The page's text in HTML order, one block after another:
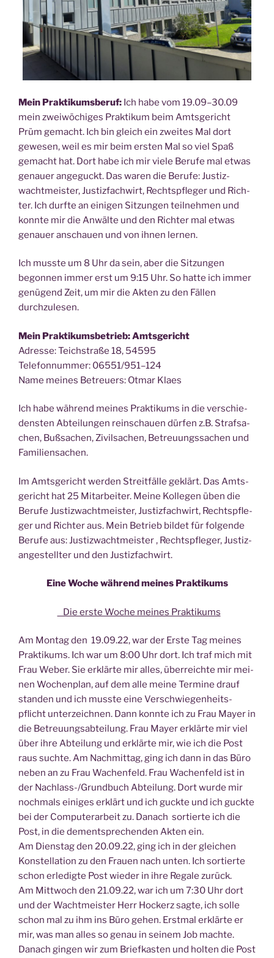
Mein Prak­ti­kums­be­ruf: Ich habe vom 19.09–30.09
mein zwei­wö­chi­ges Prak­ti­kum beim Amts­ge­richt
Prüm gemacht. Ich bin gleich ein zwei­tes Mal dort
gewe­sen, weil es mir beim ers­ten Mal so viel Spaß
gemacht hat. Dort habe ich mir vie­le Beru­fe mal etwas
genau­er ange­guckt. Das waren die Beru­fe: Jus­tiz­
wacht­meis­ter, Jus­tiz­fach­wirt, Rechts­pfle­ger und Rich­
ter. Ich durf­te an eini­gen Sit­zun­gen teil­neh­men und
konn­te mir die Anwäl­te und den Rich­ter mal etwas
genau­er anschau­en und von ihnen lernen.
Ich muss­te um 8 Uhr da sein, aber die Sit­zun­gen
begon­nen immer erst um 9:15 Uhr. So hat­te ich immer
genü­gend Zeit, um mir die Akten zu den Fäl­len
durchzulesen.
Mein Prak­ti­kums­be­trieb:Amts­ge­richt
Adres­se: Teich­stra­ße 18, 54595
Tele­fon­num­mer: 06551/951–124
Name mei­nes Betreu­ers: Otmar Klaes
Ich habe wäh­rend mei­nes Prak­ti­kums in die ver­schie­
dens­ten Abtei­lun­gen rein­schau­en dür­fen z.B. Straf­sa­
chen, Buß­sa­chen, Zivil­sa­chen, Betreu­ungs­sa­chen und
Familiensachen.
Im Amts­ge­richt wer­den Streit­fäl­le geklärt. Das Amts­
ge­richt hat 25 Mit­ar­bei­ter. Mei­ne Kol­le­gen üben die
Beru­fe Jus­tiz­wacht­meis­ter, Jus­tiz­fach­wirt, Rechts­pfle­
ger und Rich­ter aus. Mein Betrieb bil­det für fol­gen­de
Beru­fe aus: Jus­tiz­wacht­meis­ter , Rechts­pfle­ger, Jus­tiz­
an­ge­stell­ter und den Justizfachwirt.
Eine Woche wäh­rend mei­nes Praktikums
Die ers­te Woche mei­nes Praktikums
Am Mon­tag den 19.09.22, war der Ers­te Tag mei­nes
Prak­ti­kums. Ich war um 8:00 Uhr dort. Ich traf mich mit
Frau Weber. Sie erklär­te mir alles, über­reich­te mir mei­
nen Wochen­plan, auf dem alle mei­ne Ter­mi­ne drauf
stan­den und ich muss­te eine Ver­schwie­gen­heits­
pflicht unter­zeich­nen. Dann konn­te ich zu Frau May­er in
die Betreu­ungs­ab­tei­lung. Frau May­er erklär­te mir viel
über ihre Abtei­lung und erklär­te mir, wie ich die Post
raus such­te. Am Nach­mit­tag, ging ich dann in das Büro
neben an zu Frau Wachen­feld. Frau Wachen­feld ist in
der Nach­lass-/Grund­buch Abtei­lung. Dort wur­de mir
noch­mals eini­ges erklärt und ich guck­te und ich guck­te
bei der Com­pu­ter­ar­beit zu. Danach sor­tier­te ich die
Post, in die dem­entspre­chen­den Akten ein.
Am Diens­tag den 20.09.22, ging ich in der glei­chen
Kon­stel­la­ti­on zu den Frau­en nach unten. Ich sor­tier­te
schon erle­dig­te Post wie­der in ihre Rega­le zurück.
Am Mitt­woch den 21.09.22, war ich um 7:30 Uhr dort
und der Wacht­meis­ter Herr Hock­erz sag­te, ich sol­le
schon mal zu ihm ins Büro gehen. Erst­mal erklär­te er
mir, was man alles so genau in sei­nem Job mach­te.
Danach gin­gen wir zum Brief­kas­ten und hol­ten die Post